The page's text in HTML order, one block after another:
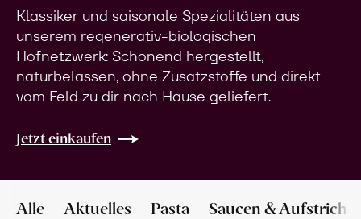
Klassiker und saisonale Spezialitäten aus
unserem regenerativ-biologischen
Hofnetzwerk: Schonend hergestellt,
naturbelassen, ohne Zusatzstoffe und direkt
vom Feld zu dir nach Hause geliefert.
Jetzt einkaufen
Alle Aktuelles Pasta Saucen & Aufstriche